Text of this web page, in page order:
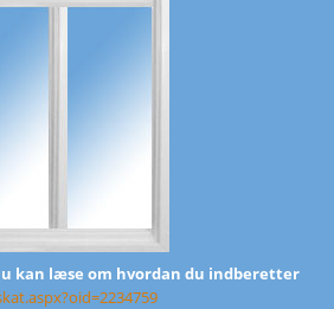
u kan læse om hvordan du indberetter